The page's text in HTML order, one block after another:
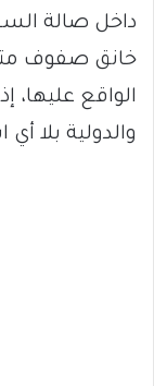
داخل صالة
خانق صفوف
الواقع عليها،
والدولية بلا